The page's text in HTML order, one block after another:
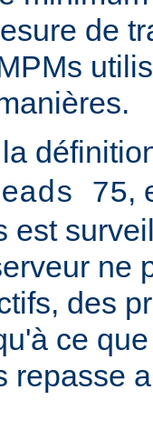
de
75,
est
ne
des
ce
repasse